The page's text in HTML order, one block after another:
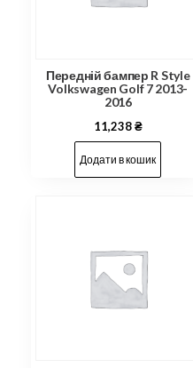
Передній бампер R Style
Volkswagen Golf 7 2013-
2016
11,238₴
Додати в кошик